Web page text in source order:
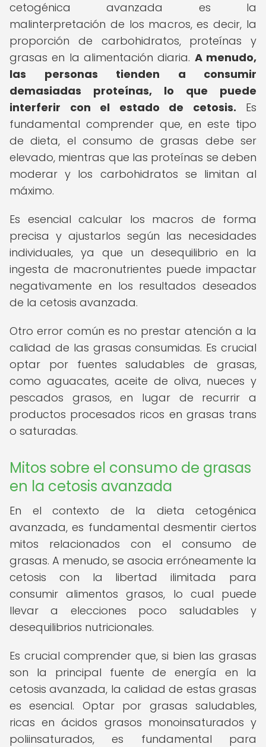
cetogénica avanzada es la
malinterpretación de los macros, es decir, la
proporción de carbohidratos, proteínas y
grasas en la alimentación diaria. A menudo,
las personas tienden a consumir
demasiadas proteínas, lo que puede
interferir con el estado de cetosis. Es
fundamental comprender que, en este tipo
de dieta, el consumo de grasas debe ser
elevado, mientras que las proteínas se deben
moderar y los carbohidratos se limitan al
máximo.
Es esencial calcular los macros de forma
precisa y ajustarlos según las necesidades
individuales, ya que un desequilibrio en la
ingesta de macronutrientes puede impactar
negativamente en los resultados deseados
de la cetosis avanzada.
Otro error común es no prestar atención a la
calidad de las grasas consumidas. Es crucial
optar por fuentes saludables de grasas,
como aguacates, aceite de oliva, nueces y
pescados grasos, en lugar de recurrir a
productos procesados ricos en grasas trans
o saturadas.
Mitos sobre el consumo de grasas
en la cetosis avanzada
En el contexto de la dieta cetogénica
avanzada, es fundamental desmentir ciertos
mitos relacionados con el consumo de
grasas. A menudo, se asocia erróneamente la
cetosis con la libertad ilimitada para
consumir alimentos grasos, lo cual puede
llevar a elecciones poco saludables y
desequilibrios nutricionales.
Es crucial comprender que, si bien las grasas
son la principal fuente de energía en la
cetosis avanzada, la calidad de estas grasas
es esencial. Optar por grasas saludables,
ricas en ácidos grasos monoinsaturados y
poliinsaturados, es fundamental para